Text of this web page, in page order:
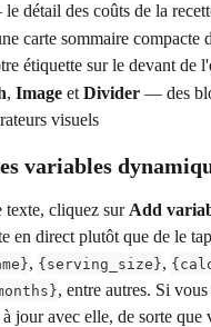
détail des coûts de la
carte sommaire compacte
étiquette sur le devant de
, Image et Divider — des
visuels
variables
texte, cliquez sur Add
en direct plutôt que de le
, {serving_size},
, entre autres. Si
jour avec elle, de sorte que